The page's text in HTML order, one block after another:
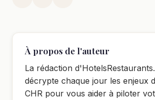
À propos de l'auteur
La rédaction
décrypte chaque jour les enjeux
CHR pour vous aider à piloter